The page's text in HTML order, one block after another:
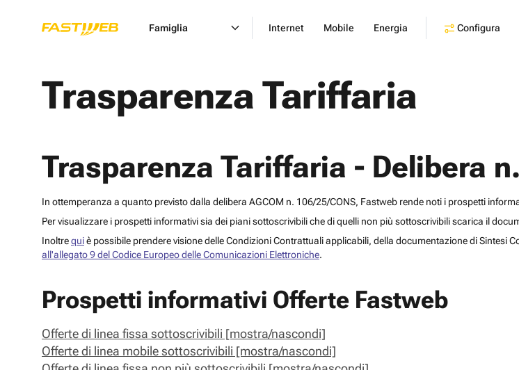
Famiglia Internet Mobile Energia Configura
Trasparenza Tariffaria
Trasparenza Tariffaria - Delibera
In ottemperanza a quanto previsto dalla delibera AGCOM n. 106/25/CONS, Fastweb rende noti i prospetti
Per visualizzare i prospetti informativi sia dei piani sottoscrivibili che di quelli non più sottoscrivibili scarica il
Inoltrequiè possibile prendere visione delle Condizioni Contrattuali applicabili, della documentazione di Sintesi
all'allegato 9 del Codice Europeo delle Comunicazioni Elettroniche.
Prospetti informativi Offerte Fastweb
Offerte di linea fissa sottoscrivibili [mostra/nascondi]
Offerte di linea mobile sottoscrivibili [mostra/nascondi]